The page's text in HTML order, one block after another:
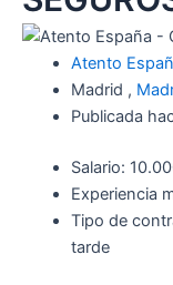
Atento
Madrid ,
Publicada
Salario:
Experiencia
Tipo de
tarde